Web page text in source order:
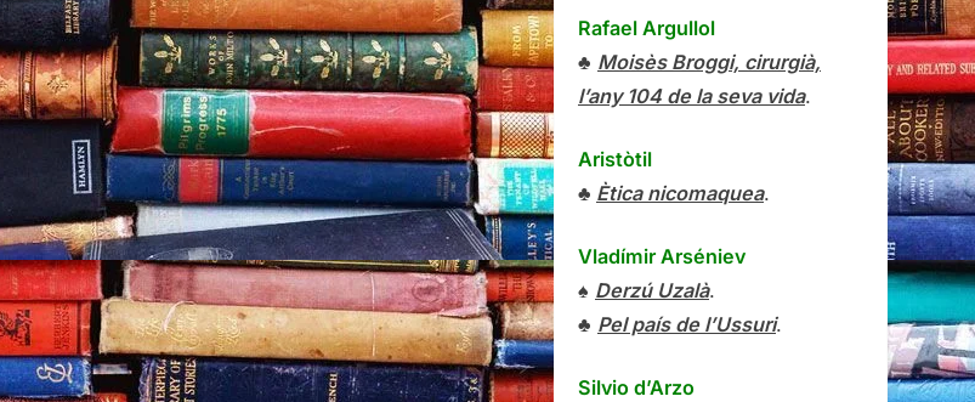
Rafael Argullol
♣ Moisès Broggi, cirurgià,
l’any 104 de la seva vida.
Aristòtil
♣ Ètica nicomaquea.
Vladímir Arséniev
♠ Derzú Uzalà.
♣ Pel país de l’Ussuri.
Silvio d’Arzo